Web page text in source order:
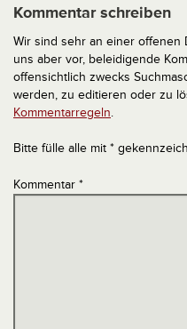
Kommentar schreiben
Wir sind sehr an einer offenen
uns aber vor, beleidigende
offensichtlich zwecks
werden, zu editieren oder zu
Kommentarregeln.
Bitte fülle alle mit *
Kommentar *